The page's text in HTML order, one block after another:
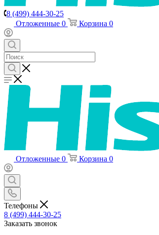
8 (499) 444-30-25
Отложенные 0 Корзина 0
Отложенные 0 Корзина 0
Телефоны
8 (499) 444-30-25
Заказать звонок